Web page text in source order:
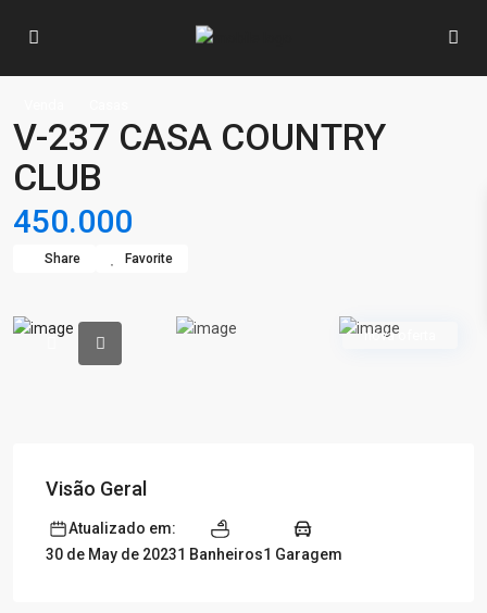
V-237 CASA COUNTRY
CLUB
450.000
Share Favorite
nova oferta
Visão Geral
Atualizado em:
30 de May de 20231 Banheiros1 Garagem